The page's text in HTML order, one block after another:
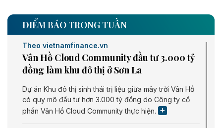
ĐIỂM BÁO TRONG TUẦN
Theo vietnamfinance.vn
Vân Hồ Cloud Community đầu tư 3.000 tỷ
đồng làm khu đô thị ở Sơn La
Dự án Khu đô thị sinh thái trị liệu giữa mây trời Vân Hồ
có quy mô đầu tư hơn 3.000 tỷ đồng do Công ty cổ
phần Vân Hồ Cloud Community thực hiện.